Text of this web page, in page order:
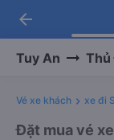
-
arrow_back
Tuy An
Vé xe khách xe đi
Đặt mua vé